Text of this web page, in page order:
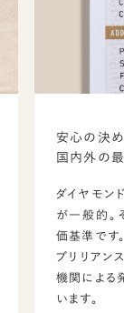
安心の決
国内外の
ダイヤモン
が一般的。
価基準です。
ブリリアン
機関による
います。